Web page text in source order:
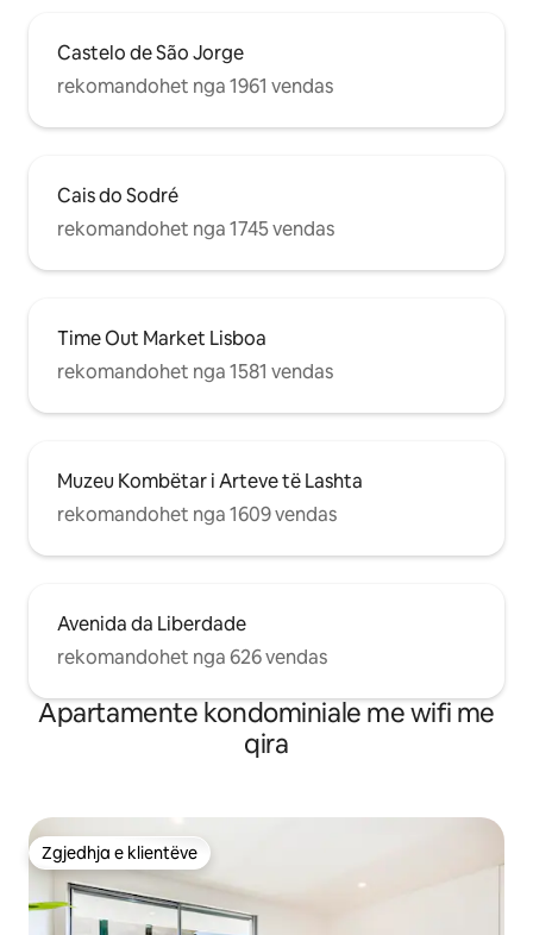
Castelo de São Jorge
rekomandohet nga 1961 vendas
Cais do Sodré
rekomandohet nga 1745 vendas
Time Out Market Lisboa
rekomandohet nga 1581 vendas
Muzeu Kombëtar i Arteve të Lashta
rekomandohet nga 1609 vendas
Avenida da Liberdade
rekomandohet nga 626 vendas
Apartamente kondominiale me wifi me
qira
Zgjedhja e klientëve
Zgjedhja e klientëve